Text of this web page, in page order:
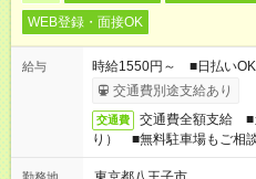
WEB登録・面接OK
給与
時給1550円～ ■日払い
交通費別途支給あり
交通費
交通費全額支給 ■
り） ■無料駐車場もご相